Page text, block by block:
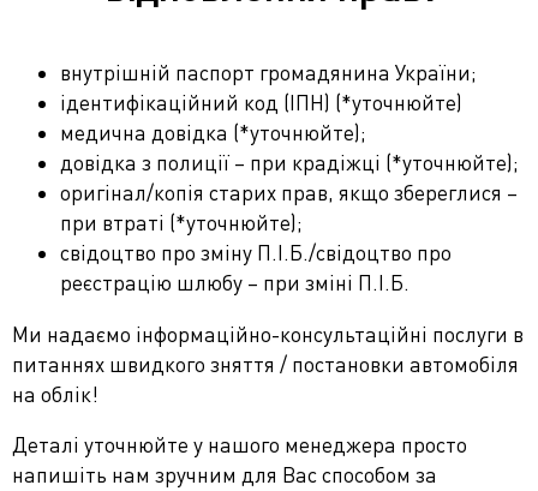
внутрішній паспорт громадянина України;
ідентифікаційний код (ІПН) (*уточнюйте)
медична довідка (*уточнюйте);
довідка з полиції – при крадіжці (*уточнюйте);
оригінал/копія старих прав, якщо збереглися –
при втраті (*уточнюйте);
свідоцтво про зміну П.І.Б./свідоцтво про
реєстрацію шлюбу – при зміні П.І.Б.
Ми надаємо інформаційно-консультаційні послуги в
питаннях швидкого зняття / постановки автомобіля
на облік!
Деталі уточнюйте у нашого менеджера просто
напишіть нам зручним для Вас способом за